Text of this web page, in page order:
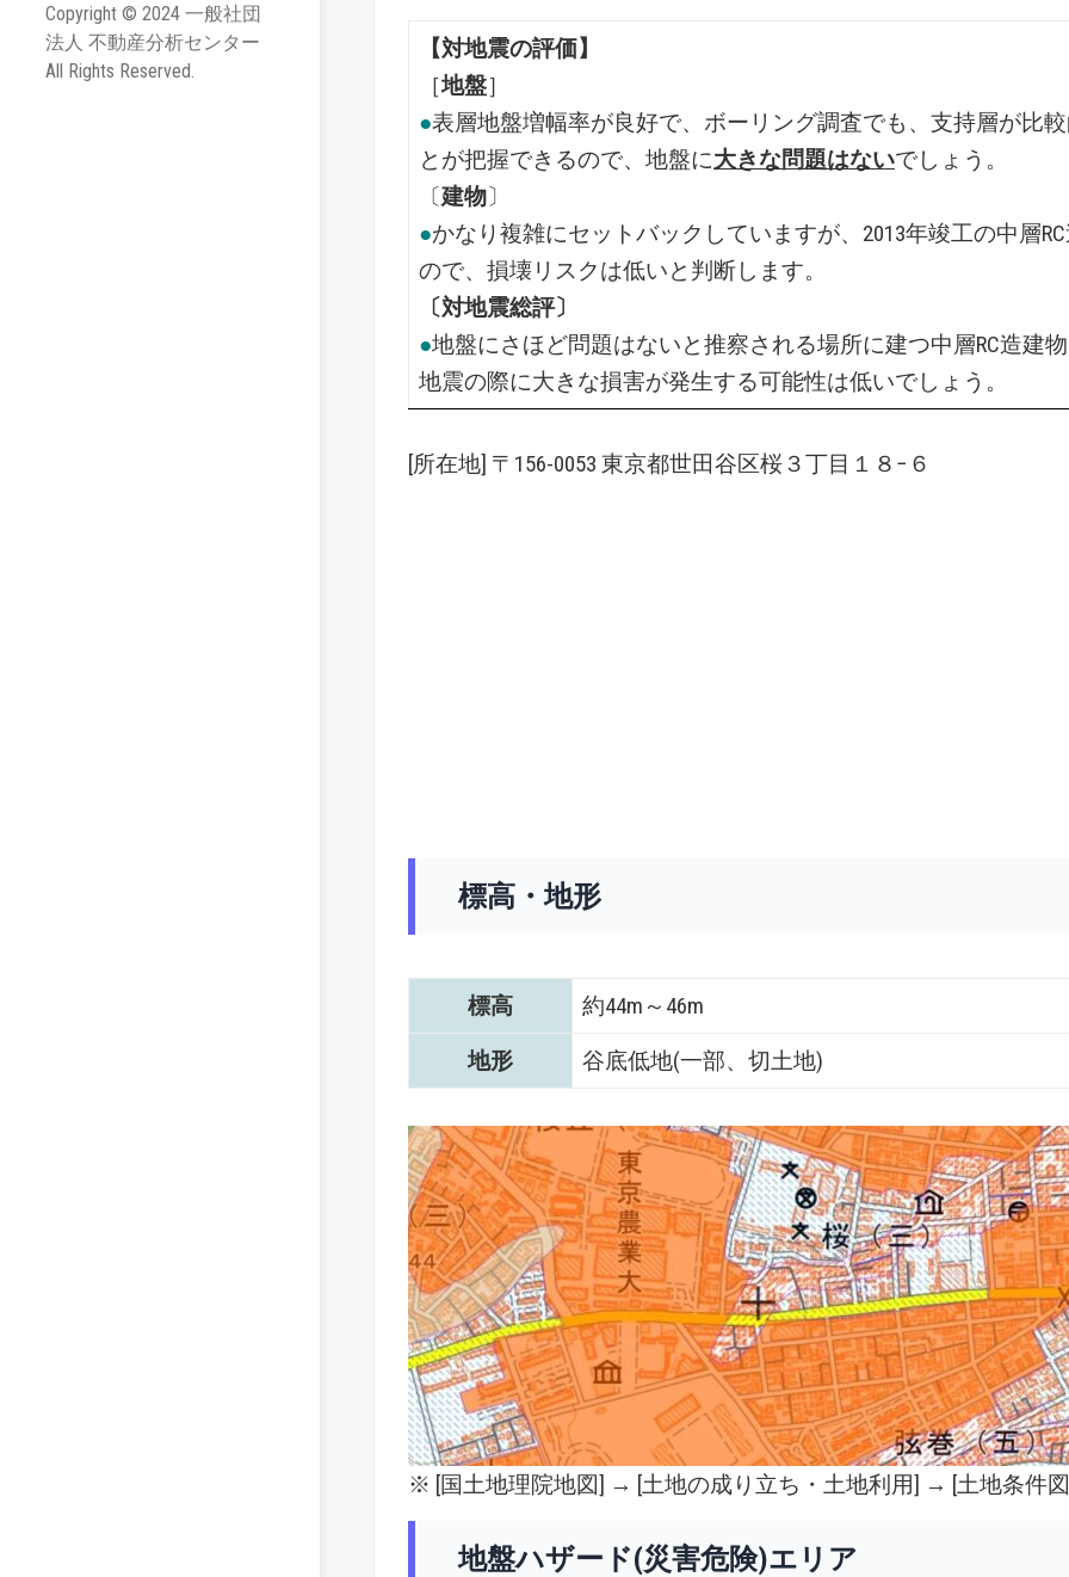
Copyright © 2024 一般社団
法人 不動産分析センター
All Rights Reserved.
【対地震の評価】
［地盤］
●表層地盤増幅率が良好で、ボーリング調査でも、支持層が比
とが把握できるので、地盤に大きな問題はないでしょう。
〔建物〕
●かなり複雑にセットバックしていますが、2013年竣工の中層
ので、損壊リスクは低いと判断します。
〔対地震総評〕
●地盤にさほど問題はないと推察される場所に建つ中層RC造建
地震の際に大きな損害が発生する可能性は低いでしょう。
[所在地] 〒156-0053 東京都世田谷区桜３丁目１８−６
標高・地形
標高
約44m～46m
地形
谷底低地(一部、切土地)
※ [国土地理院地図] → [土地の成り立ち・土地利用] → [土地条件
地盤ハザード(災害危険)エリア